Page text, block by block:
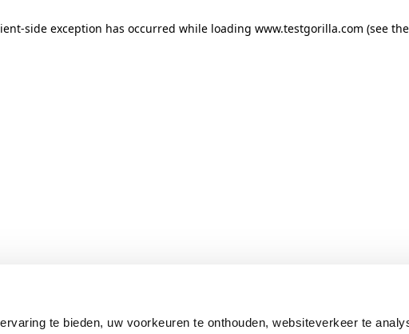
te bieden, uw voorkeuren te onthouden, websiteverkeer te
side exception has occurred while loading www.testgorilla.com (see